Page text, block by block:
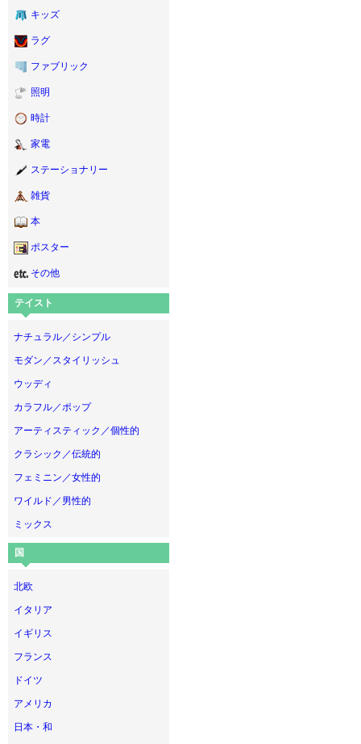
キッズ
ラグ
ファブリック
照明
時計
家電
ステーショナリー
雑貨
本
ポスター
その他
テイスト
ナチュラル／シンプル
モダン／スタイリッシュ
ウッディ
カラフル／ポップ
アーティスティック／個性的
クラシック／伝統的
フェミニン／女性的
ワイルド／男性的
ミックス
国
北欧
イタリア
イギリス
フランス
ドイツ
アメリカ
日本・和